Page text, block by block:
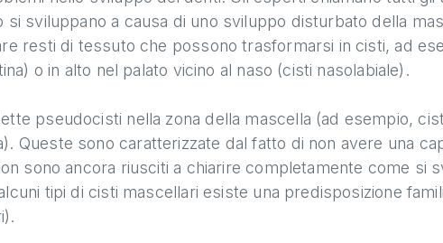
si sviluppano a causa di uno sviluppo disturbato della
resti di tessuto che possono trasformarsi in cisti, ad
o in alto nel palato vicino al naso (cisti nasolabiale).
pseudocisti nella zona della mascella (ad esempio,
Queste sono caratterizzate dal fatto di non avere una
sono ancora riusciti a chiarire completamente come si
tipi di cisti mascellari esiste una predisposizione